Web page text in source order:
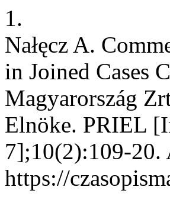
1.
Nałęcz A.
in Joined Cases
Magyarország
Elnöke. PRIEL
7];10(2):109-20.
https://